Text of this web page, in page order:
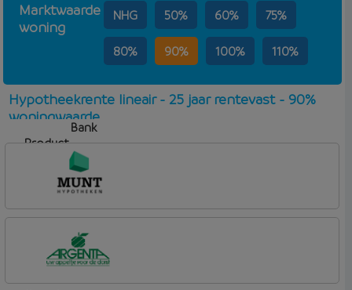
Marktwaarde
woning
NHG 50% 60% 75%
80% 90% 100% 110%
Hypotheekrente lineair - 25 jaar rentevast - 90%
woningwaarde
Bank
Product
Aflosvorm
Munt Hypotheken